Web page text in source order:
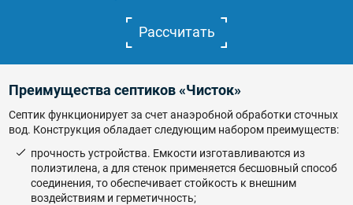
Рассчитать
Преимущества септиков «Чисток»
Септик функционирует за счет анаэробной обработки сточных
вод. Конструкция обладает следующим набором преимуществ:
прочность устройства. Емкости изготавливаются из
полиэтилена, а для стенок применяется бесшовный способ
соединения, то обеспечивает стойкость к внешним
воздействиям и герметичность;